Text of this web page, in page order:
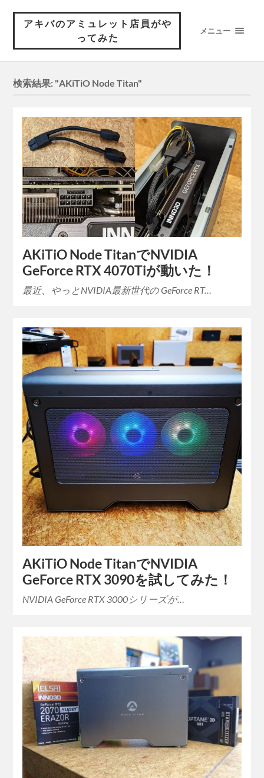
アキバのアミュレット店員がや
ってみた
メニュー
検索結果: "AKiTiO Node Titan"
AKiTiO Node TitanでNVIDIA
GeForce RTX 4070Tiが動いた！
最近、やっとNVIDIA最新世代の GeForce RT…
AKiTiO Node TitanでNVIDIA
GeForce RTX 3090を試してみた！
NVIDIA GeForce RTX 3000シリーズが…